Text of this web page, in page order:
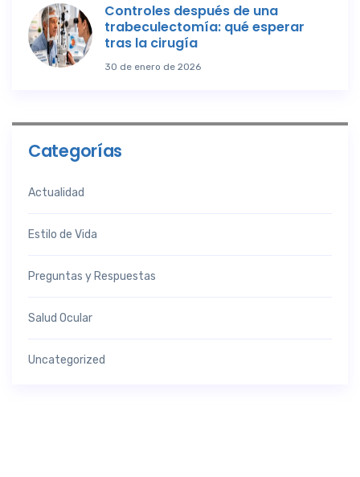
Controles después de una
trabeculectomía: qué esperar
tras la cirugía
30 de enero de 2026
Categorías
Actualidad
Estilo de Vida
Preguntas y Respuestas
Salud Ocular
Uncategorized